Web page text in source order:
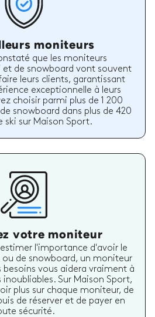
moniteurs
que les moniteurs
et de snowboard vont souvent
leurs clients, garantissant
exceptionnelle à leurs
choisir parmi plus de 1 200
snowboard dans plus de 420
ski sur Maison Sport.
votre moniteur
estimer l'importance d'avoir le
de snowboard, un moniteur
besoins vous aidera vraiment à
inoubliables. Sur Maison Sport,
plus sur chaque moniteur, de
de réserver et de payer en
sécurité.